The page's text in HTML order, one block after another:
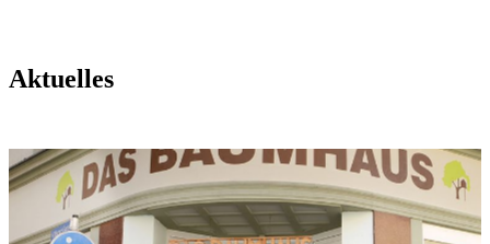
Aktuelles